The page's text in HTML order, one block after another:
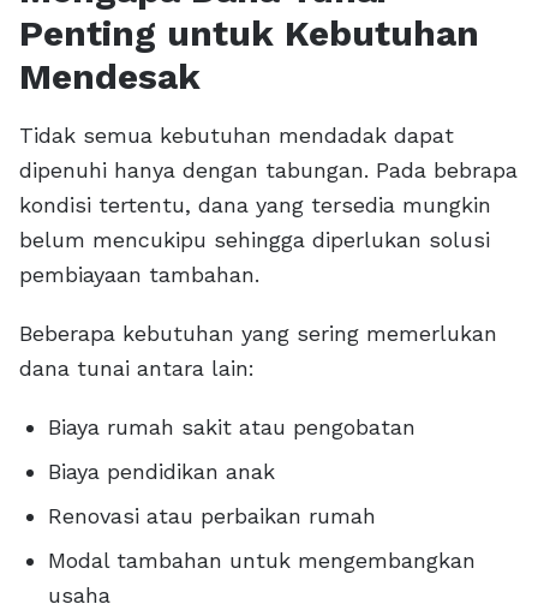
Penting untuk Kebutuhan
Mendesak
Tidak semua kebutuhan mendadak dapat
dipenuhi hanya dengan tabungan. Pada bebrapa
kondisi tertentu, dana yang tersedia mungkin
belum mencukipu sehingga diperlukan solusi
pembiayaan tambahan.
Beberapa kebutuhan yang sering memerlukan
dana tunai antara lain:
Biaya rumah sakit atau pengobatan
Biaya pendidikan anak
Renovasi atau perbaikan rumah
Modal tambahan untuk mengembangkan
usaha